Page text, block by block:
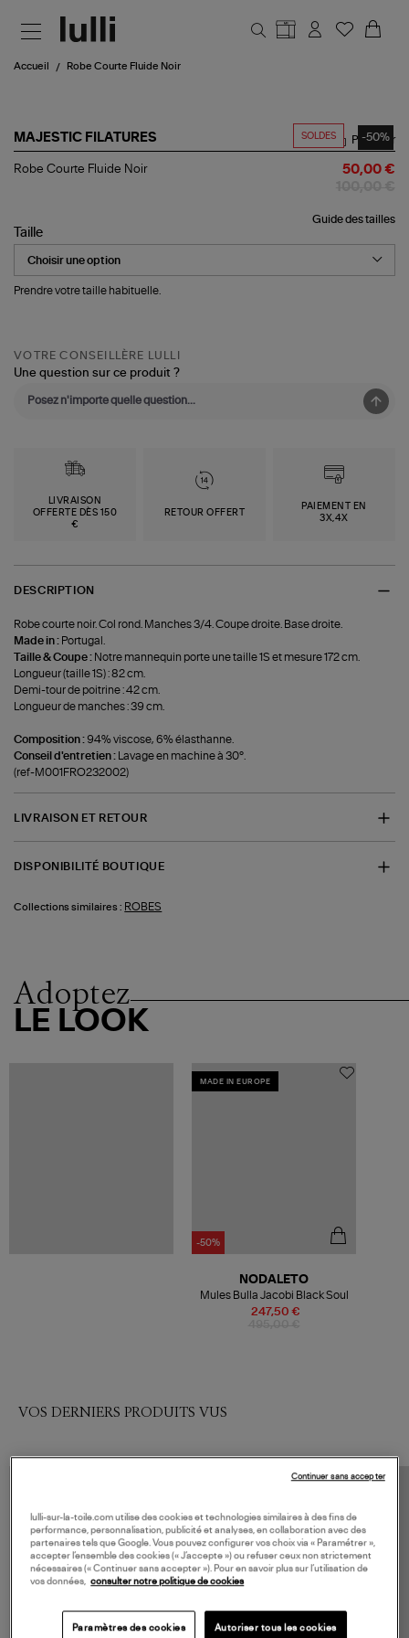
Accueil Robe Courte Fluide Noir
SOLDES -50%
MAJESTIC FILATURES
Robe
Partager
Robe Courte Fluide Noir 50,00 €
Guide des tailles
Taille
Prendre votre taille habituelle.
VOTRE CONSEILLÈRE LULLI
Une question sur ce produit ?
LIVRAISON
OFFERTE DÈS 150
€
RETOUR OFFERT
PAIEMENT EN
3X,4X
DESCRIPTION
Robe courte noir. Col rond. Manches 3/4. Coupe droite. Base droite.
Made in : Portugal.
Taille & Coupe : Notre mannequin porte une taille 1S et mesure 172 cm.
Longueur (taille 1S) : 82 cm.
Demi-tour de poitrine : 42 cm.
Longueur de manches : 39 cm.
Composition : 94% viscose, 6% élasthanne.
Conseil d'entretien :
Lavage en machine à 30°.
(ref-M001FRO232002)
LIVRAISON ET RETOUR
DISPONIBILITÉ BOUTIQUE
Collections similaires : ROBES
Adoptez
LE LOOK
MADE IN EUROPE
-50%
247,50 €
NODALETO
Mules Bulla Jacobi Black Soul
VOS DERNIERS PRODUITS VUS
lulli-sur-la-toile.com utilise des cookies et technologies similaires à des fins de
performance, personnalisation, publicité et analyses, en collaboration avec des
partenaires tels que Google. Vous pouvez configurer vos choix via « Paramétrer »,
accepter l’ensemble des cookies (« J’accepte ») ou refuser ceux non strictement
nécessaires (« Continuer sans accepter »). Pour en savoir plus sur l’utilisation de
vos données,
consulter notre politique de cookies
Paramètres des cookies Autoriser tous les cookies
Continuer sans accepter